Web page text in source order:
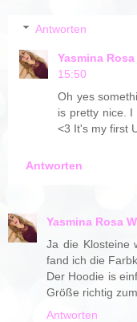
Antworten
Yasmina
15:50
Oh yes
is pretty nice. I
<3 It's my first
Antworten
Yasmina Rosa
Ja die Klosteine
fand ich die
Der Hoodie is
Größe richtig
Antworten